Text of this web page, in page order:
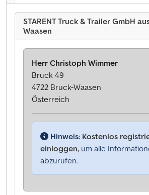
STARENT Truck & Trailer GmbH
Waasen
Herr Christoph Wimmer
Bruck 49
4722 Bruck-Waasen
Österreich
Hinweis: Kostenlos
einloggen, um alle
abzurufen.